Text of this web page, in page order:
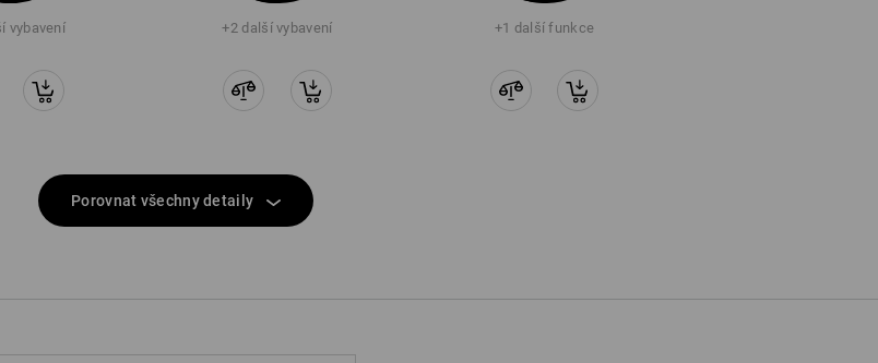
vybavení +2 další vybavení +1 další funkce
Porovnat všechny detaily